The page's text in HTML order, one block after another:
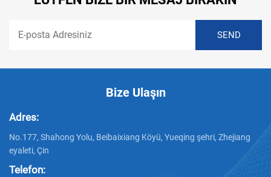
Bize Ulaşın
Adres:
No.177, Shahong Yolu, Beibaixiang Köyü, Yueqing şehri, Zhejiang
eyaleti, Çin
Telefon: